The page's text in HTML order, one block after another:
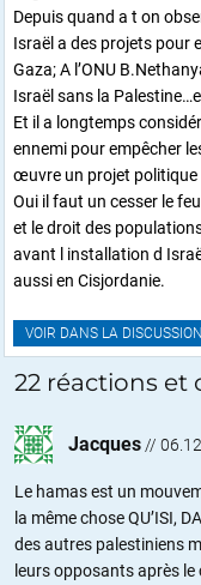
Depuis quand a t on
Israël a des projets pour
Gaza; A l’ONU
Israël sans la
Et il a longtemps
ennemi pour empêcher
œuvre un projet politique
Oui il faut un cesser le
et le droit des
avant l installation d
aussi en Cisjordanie.
VOIR DANS LA DISCUSSION
22 réactions et
Jacques //
Le hamas est un
la même chose QU’ISI,
des autres palestiniens
leurs opposants après